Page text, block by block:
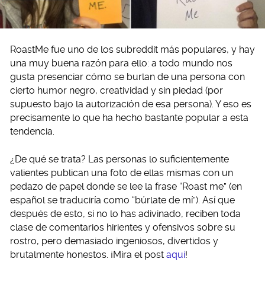
RoastMe fue uno de los subreddit más populares, y hay
una muy buena razón para ello: a todo mundo nos
gusta presenciar cómo se burlan de una persona con
cierto humor negro, creatividad y sin piedad (por
supuesto bajo la autorización de esa persona). Y eso es
precisamente lo que ha hecho bastante popular a esta
tendencia.
¿De qué se trata? Las personas lo suficientemente
valientes publican una foto de ellas mismas con un
pedazo de papel donde se lee la frase “Roast me” (en
español se traduciría como “búrlate de mí”). Así que
después de esto, si no lo has adivinado, reciben toda
clase de comentarios hirientes y ofensivos sobre su
rostro, pero demasiado ingeniosos, divertidos y
brutalmente honestos. ¡Mira el post aquí!